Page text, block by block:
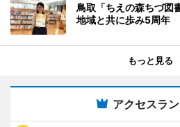
鳥取「ちえの森ちづ図
地域と共に歩み5周年
もっと見る
アクセスラ